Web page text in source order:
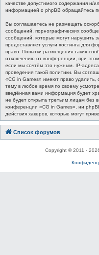
качестве допустимого содержания и/
информацией о phpBB обращайтесь
Вы соглашаетесь не размещать
сообщений, порнографических
сообщений, которые могут нарушить
предоставляет услуги хостинга для
право. Попытки размещения таких
отключению от конференции, при
если мы сочтём это нужным. IP-
проведения такой политики. Вы
«CG in Games» имеют право удалить,
тему в любое время по своему
введённая вами информация будет
не будет открыта третьим лицам без
конференции «CG in Games», ни
действия хакеров, которые могут
Список форумов
Copyright © 2011 -